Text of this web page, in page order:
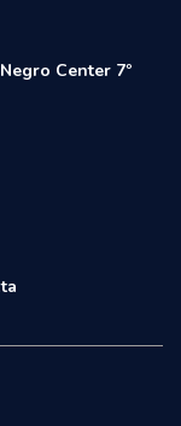
Center 7º